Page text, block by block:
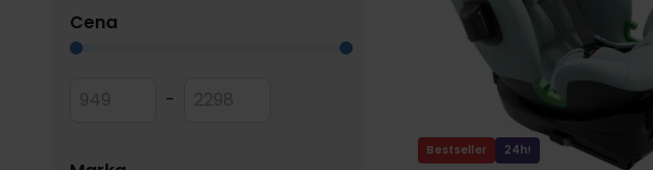
Cena
Minimum value
- Maksymalna wartość
Bestseller 24h!